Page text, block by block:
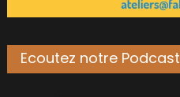
Ecoutez notre Podcast